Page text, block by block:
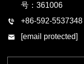
号：361006
+86-592-5537348
[email protected]